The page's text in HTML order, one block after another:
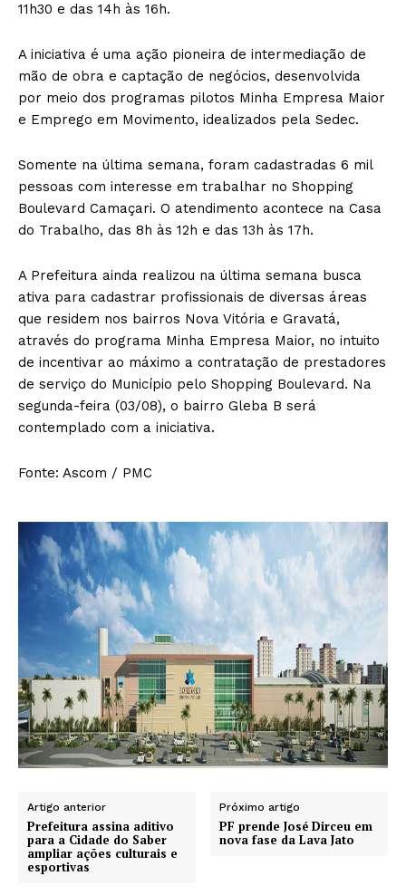
11h30 e das 14h às 16h.
A iniciativa é uma ação pioneira de intermediação de
mão de obra e captação de negócios, desenvolvida
por meio dos programas pilotos Minha Empresa Maior
e Emprego em Movimento, idealizados pela Sedec.
Somente na última semana, foram cadastradas 6 mil
pessoas com interesse em trabalhar no Shopping
Boulevard Camaçari. O atendimento acontece na Casa
do Trabalho, das 8h às 12h e das 13h às 17h.
A Prefeitura ainda realizou na última semana busca
ativa para cadastrar profissionais de diversas áreas
que residem nos bairros Nova Vitória e Gravatá,
através do programa Minha Empresa Maior, no intuito
de incentivar ao máximo a contratação de prestadores
de serviço do Município pelo Shopping Boulevard. Na
segunda-feira (03/08), o bairro Gleba B será
contemplado com a iniciativa.
Fonte: Ascom / PMC
Artigo anterior
Prefeitura assina aditivo
para a Cidade do Saber
ampliar ações culturais e
esportivas
Próximo artigo
PF prende José Dirceu em
nova fase da Lava Jato